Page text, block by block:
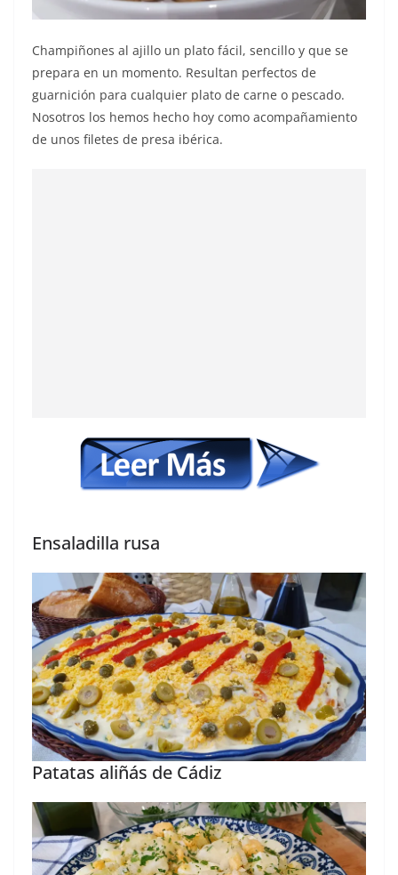
Champiñones al ajillo un plato fácil, sencillo y que se
prepara en un momento. Resultan perfectos de
guarnición para cualquier plato de carne o pescado.
Nosotros los hemos hecho hoy como acompañamiento
de unos filetes de presa ibérica.
Ensaladilla rusa
Patatas aliñás de Cádiz